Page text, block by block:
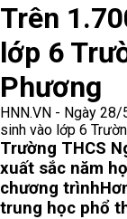
Trên
lớp 6
Phương
HNN.VN - Ngày
sinh vào lớp 6
Trường THCS
xuất sắc năm
chương trình
trung học phổ